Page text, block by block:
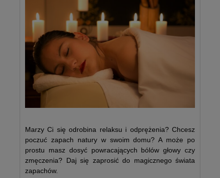
Marzy Ci się odrobina relaksu i odprężenia? Chcesz
poczuć zapach natury w swoim domu? A może po
prostu masz dosyć powracających bólów głowy czy
zmęczenia? Daj się zaprosić do magicznego świata
zapachów.